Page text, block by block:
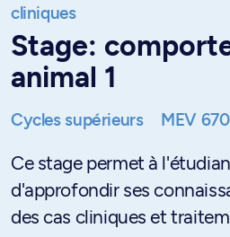
cliniques
Stage:
animal 1
Cycles supérieurs MEV
Ce stage permet à
d'approfondir ses
des cas cliniques et